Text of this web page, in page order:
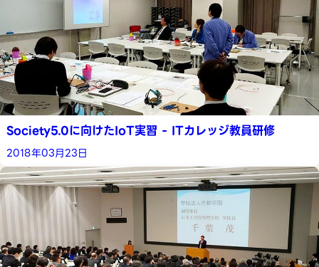
Society5.0に向けたIoT実習 - ITカレッジ教員研修
2018年03月23日